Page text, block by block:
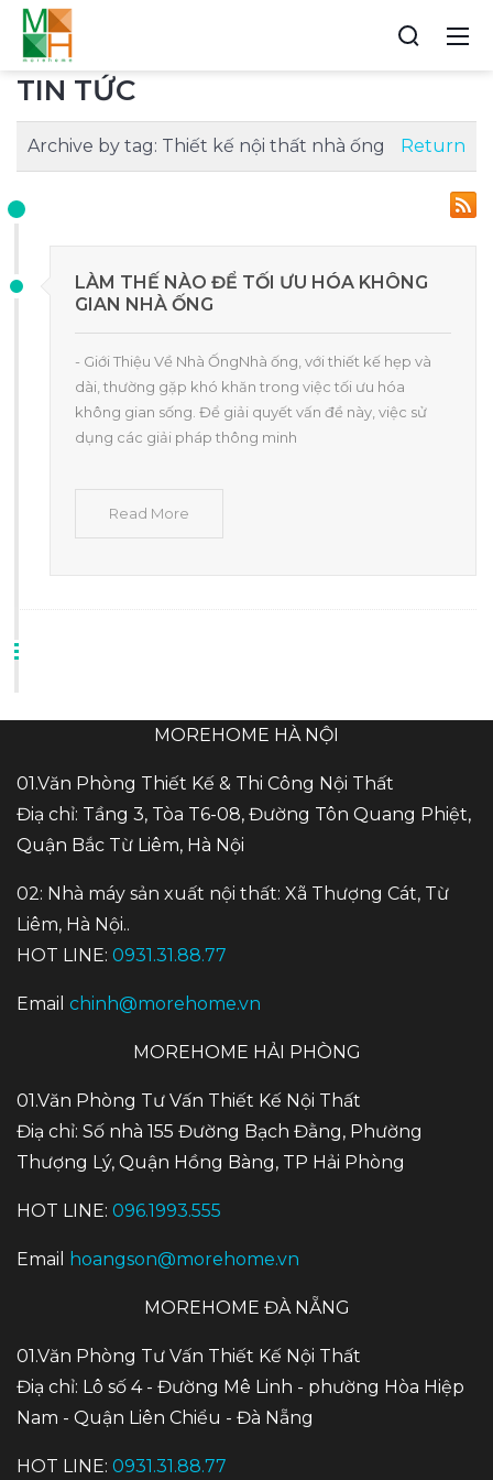
TIN TỨC
Archive by tag: Thiết kế nội thất nhà ống Return
LÀM THẾ NÀO ĐỂ TỐI ƯU HÓA KHÔNG
GIAN NHÀ ỐNG
- Giới Thiệu Về Nhà ỐngNhà ống, với thiết kế hẹp và
dài, thường gặp khó khăn trong việc tối ưu hóa
không gian sống. Để giải quyết vấn đề này, việc sử
dụng các giải pháp thông minh
Read More
MOREHOME HÀ NỘI
01.Văn Phòng Thiết Kế & Thi Công Nội Thất
Điạ chỉ: Tầng 3, Tòa T6-08, Đường Tôn Quang Phiệt,
Quận Bắc Từ Liêm, Hà Nội
02: Nhà máy sản xuất nội thất: Xã Thượng Cát, Từ
Liêm, Hà Nội..
HOT LINE: 0931.31.88.77
Email chinh@morehome.vn
MOREHOME HẢI PHÒNG
01.Văn Phòng Tư Vấn Thiết Kế Nội Thất
Điạ chỉ: Số nhà 155 Đường Bạch Đằng, Phường
Thượng Lý, Quận Hồng Bàng, TP Hải Phòng
HOT LINE: 096.1993.555
Email hoangson@morehome.vn
MOREHOME ĐÀ NẴNG
01.Văn Phòng Tư Vấn Thiết Kế Nội Thất
Điạ chỉ: Lô số 4 - Đường Mê Linh - phường Hòa Hiệp
Nam - Quận Liên Chiểu - Đà Nẵng
HOT LINE: 0931.31.88.77